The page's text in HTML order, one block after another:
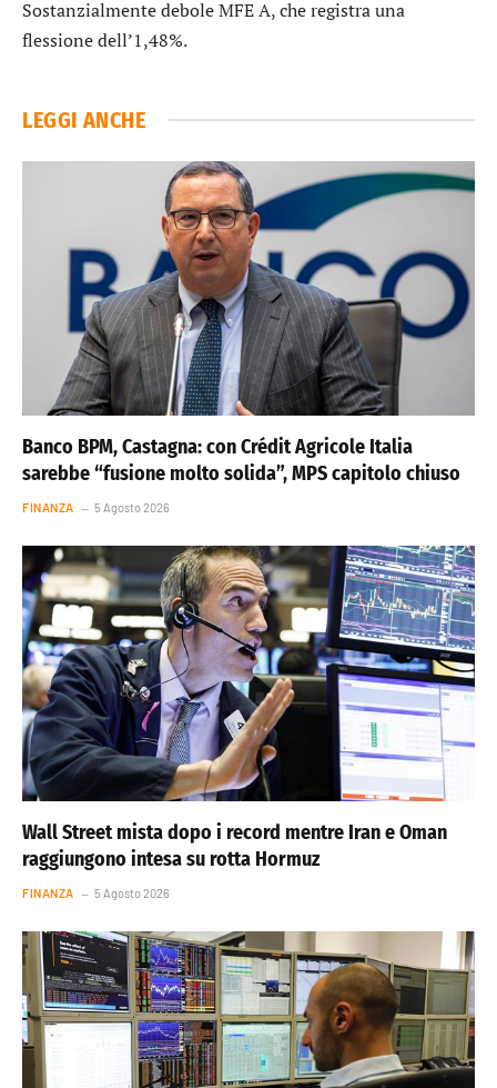
Sostanzialmente deboleMFE A, che registra una
flessione dell’1,48%.
LEGGI ANCHE
Banco BPM, Castagna: con Crédit Agricole Italia
sarebbe “fusione molto solida”, MPS capitolo chiuso
FINANZA 5 Agosto 2026
Wall Street mista dopo i record mentre Iran e Oman
raggiungono intesa su rotta Hormuz
FINANZA 5 Agosto 2026